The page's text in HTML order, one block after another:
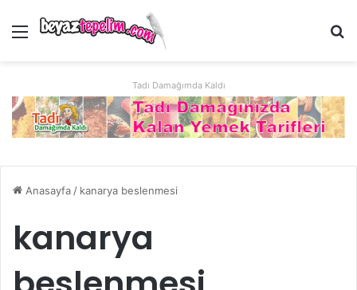
Menü
Tadı Damağımda Kaldı
Anasayfa / kanarya beslenmesi
kanarya